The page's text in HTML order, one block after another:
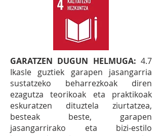
GARATZEN DUGUN HELMUGA: 4.7
Ikasle guztiek garapen jasangarria
sustatzeko beharrezkoak diren
ezagutza teorikoak eta praktikoak
eskuratzen dituztela ziurtatzea,
besteak beste, garapen
jasangarrirako eta bizi‐estilo